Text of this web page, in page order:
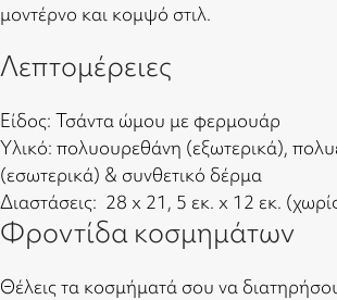
μοντέρνο και κομψό στιλ.
Λεπτομέρειες
Είδος: Τσάντα ώμου με φερμουάρ
Υλικό: πολυουρεθάνη (εξωτερικά),
(εσωτερικά) & συνθετικό δέρμα
Διαστάσεις: 28 x 21, 5 εκ. x 12 εκ.
Φροντίδα κοσμημάτων
Θέλεις τα κοσμήματά σου να